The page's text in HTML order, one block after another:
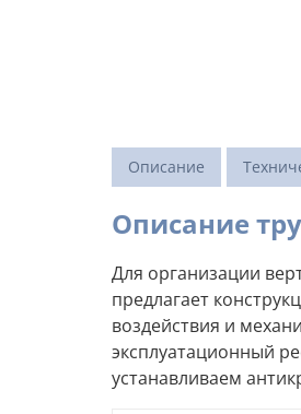
Описание
Описание
Для организации
предлагает
воздействия и
эксплуатационный
устанавливаем